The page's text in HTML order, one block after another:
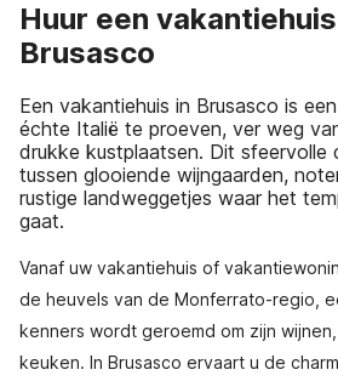
Huur een
Brusasco
Een vakantiehuis in Brusasco is
échte Italië te proeven, ver weg
drukke kustplaatsen. Dit sfeervolle
tussen glooiende wijngaarden,
rustige landweggetjes waar het
gaat.
Vanaf uw vakantiehuis of
de heuvels van de Monferrato-regio,
kenners wordt geroemd om zijn
keuken. In Brusasco ervaart u de